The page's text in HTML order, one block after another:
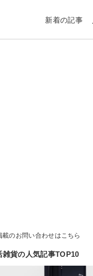
新着の記事
載のお問い合わせはこちら
雑貨の人気記事TOP10